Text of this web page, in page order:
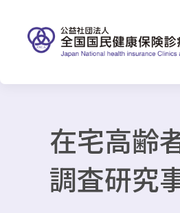
在宅高齢
調査研究